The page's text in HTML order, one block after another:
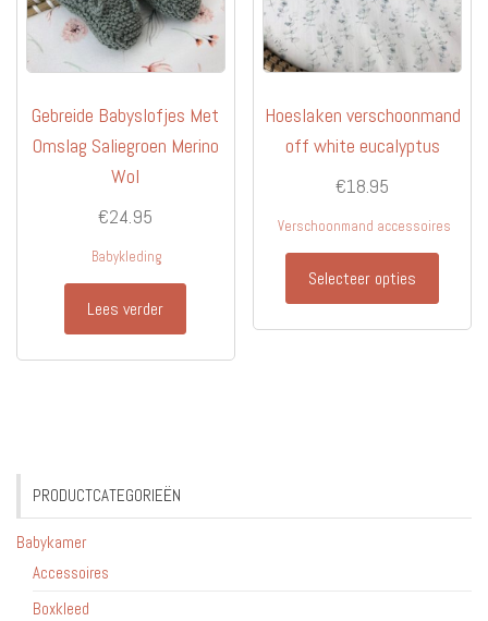
op
de
productpagina
Gebreide Babyslofjes Met
Omslag Saliegroen Merino
Wol
€24.95
Babykleding
Lees verder
Hoeslaken verschoonmand
off white eucalyptus
€18.95
Verschoonmand accessoires
Selecteer opties
PRODUCTCATEGORIEËN
Babykamer
Accessoires
Boxkleed